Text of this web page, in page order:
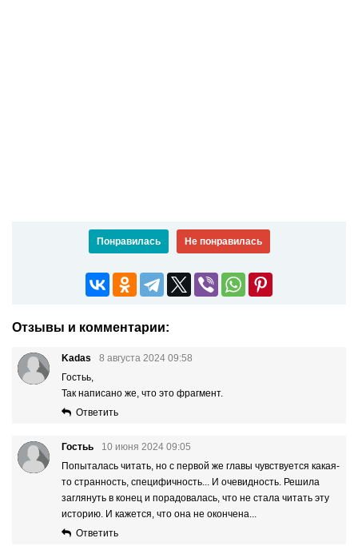
Понравилась Не понравилась
Отзывы и комментарии:
Kadas
8 августа 2024 09:58
Гостьь,
Так написано же, что это фрагмент.
Ответить
Гостьь
10 июня 2024 09:05
Попыталась читать, но с первой же главы чувствуется какая-
то странность, специфичность... И очевидность. Решила
заглянуть в конец и порадовалась, что не стала читать эту
историю. И кажется, что она не окончена...
Ответить